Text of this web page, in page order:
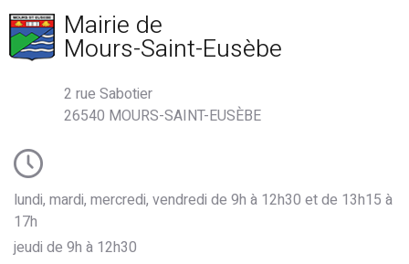
Mairie de
Mours-Saint-Eusèbe
2 rue Sabotier
26540 MOURS-SAINT-EUSÈBE
lundi, mardi, mercredi, vendredi de 9h à 12h30 et de 13h15 à
17h
jeudi de 9h à 12h30